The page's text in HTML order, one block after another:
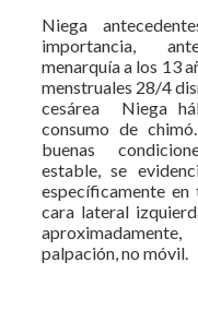
Niega
importancia,
menarquía a los 13
menstruales 28/4
cesárea Niega
consumo de
buenas
estable, se
específicamente
cara lateral
palpación, no móvil.